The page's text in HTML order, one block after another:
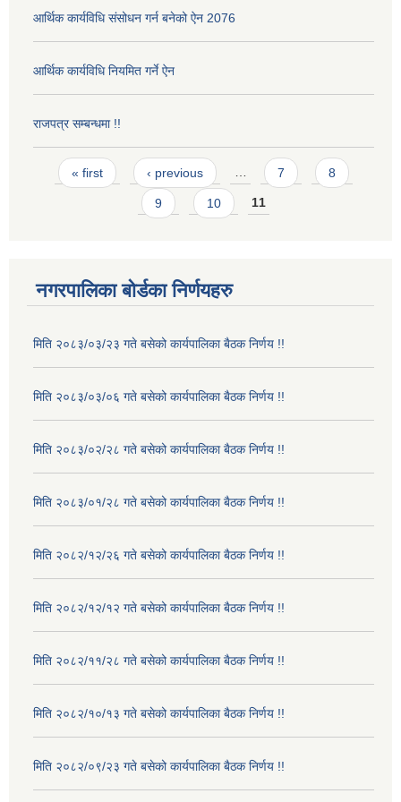
आर्थिक कार्यविधि संसोधन गर्न बनेको ऐन 2076
आर्थिक कार्यविधि नियमित गर्ने ऐन
राजपत्र सम्बन्धमा !!
Pages
« first ‹ previous … 7 8
9 10 11
नगरपालिका बोर्डका निर्णयहरु
मिति २०८३/०३/२३ गते बसेको कार्यपालिका बैठक निर्णय !!
मिति २०८३/०३/०६ गते बसेको कार्यपालिका बैठक निर्णय !!
मिति २०८३/०२/२८ गते बसेको कार्यपालिका बैठक निर्णय !!
मिति २०८३/०१/२८ गते बसेको कार्यपालिका बैठक निर्णय !!
मिति २०८२/१२/२६ गते बसेको कार्यपालिका बैठक निर्णय !!
मिति २०८२/१२/१२ गते बसेको कार्यपालिका बैठक निर्णय !!
मिति २०८२/११/२८ गते बसेको कार्यपालिका बैठक निर्णय !!
मिति २०८२/१०/१३ गते बसेको कार्यपालिका बैठक निर्णय !!
मिति २०८२/०९/२३ गते बसेको कार्यपालिका बैठक निर्णय !!